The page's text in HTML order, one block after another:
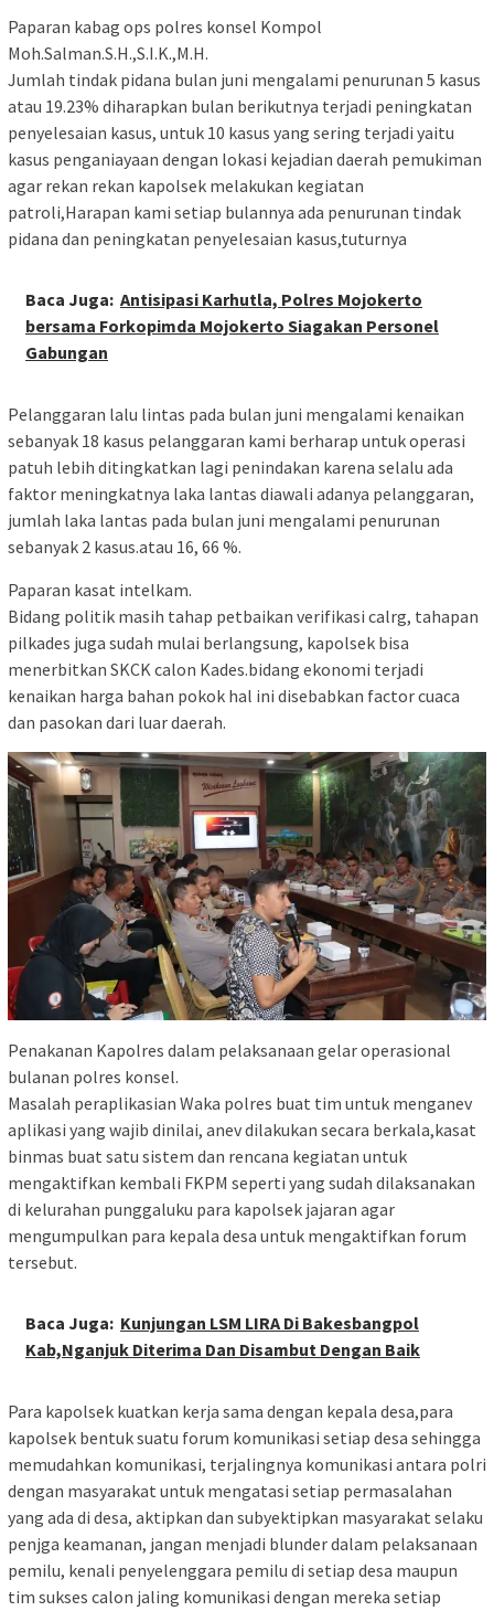
Paparan kabag ops polres konsel Kompol
Moh.Salman.S.H.,S.I.K.,M.H.
Jumlah tindak pidana bulan juni mengalami penurunan 5 kasus
atau 19.23% diharapkan bulan berikutnya terjadi peningkatan
penyelesaian kasus, untuk 10 kasus yang sering terjadi yaitu
kasus penganiayaan dengan lokasi kejadian daerah pemukiman
agar rekan rekan kapolsek melakukan kegiatan
patroli,Harapan kami setiap bulannya ada penurunan tindak
pidana dan peningkatan penyelesaian kasus,tuturnya
Baca Juga: Antisipasi Karhutla, Polres Mojokerto
bersama Forkopimda Mojokerto Siagakan Personel
Gabungan
Pelanggaran lalu lintas pada bulan juni mengalami kenaikan
sebanyak 18 kasus pelanggaran kami berharap untuk operasi
patuh lebih ditingkatkan lagi penindakan karena selalu ada
faktor meningkatnya laka lantas diawali adanya pelanggaran,
jumlah laka lantas pada bulan juni mengalami penurunan
sebanyak 2 kasus.atau 16, 66 %.
Paparan kasat intelkam.
Bidang politik masih tahap petbaikan verifikasi calrg, tahapan
pilkades juga sudah mulai berlangsung, kapolsek bisa
menerbitkan SKCK calon Kades.bidang ekonomi terjadi
kenaikan harga bahan pokok hal ini disebabkan factor cuaca
dan pasokan dari luar daerah.
Penakanan Kapolres dalam pelaksanaan gelar operasional
bulanan polres konsel.
Masalah peraplikasian Waka polres buat tim untuk menganev
aplikasi yang wajib dinilai, anev dilakukan secara berkala,kasat
binmas buat satu sistem dan rencana kegiatan untuk
mengaktifkan kembali FKPM seperti yang sudah dilaksanakan
di kelurahan punggaluku para kapolsek jajaran agar
mengumpulkan para kepala desa untuk mengaktifkan forum
tersebut.
Baca Juga: Kunjungan LSM LIRA Di Bakesbangpol
Kab,Nganjuk Diterima Dan Disambut Dengan Baik
Para kapolsek kuatkan kerja sama dengan kepala desa,para
kapolsek bentuk suatu forum komunikasi setiap desa sehingga
memudahkan komunikasi, terjalingnya komunikasi antara polri
dengan masyarakat untuk mengatasi setiap permasalahan
yang ada di desa, aktipkan dan subyektipkan masyarakat selaku
penjga keamanan, jangan menjadi blunder dalam pelaksanaan
pemilu, kenali penyelenggara pemilu di setiap desa maupun
tim sukses calon jaling komunikasi dengan mereka setiap